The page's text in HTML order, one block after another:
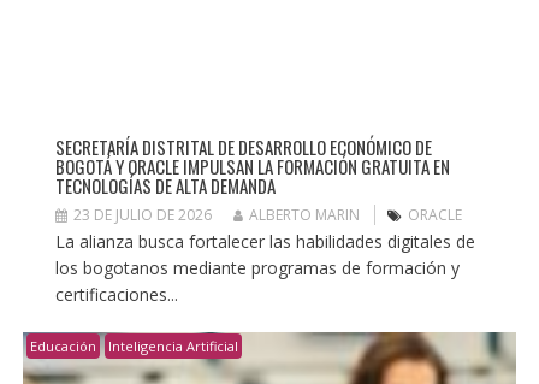
SECRETARÍA DISTRITAL DE DESARROLLO ECONÓMICO DE
BOGOTÁ Y ORACLE IMPULSAN LA FORMACIÓN GRATUITA EN
TECNOLOGÍAS DE ALTA DEMANDA
23 DE JULIO DE 2026 ALBERTO MARIN ORACLE
La alianza busca fortalecer las habilidades digitales de
los bogotanos mediante programas de formación y
certificaciones...
Educación Inteligencia Artificial